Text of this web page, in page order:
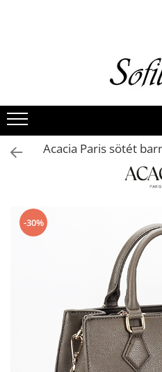
Valódi bőr
Hátizsákok
Elegáns kistáskák
Acacia Paris sötét
-30%